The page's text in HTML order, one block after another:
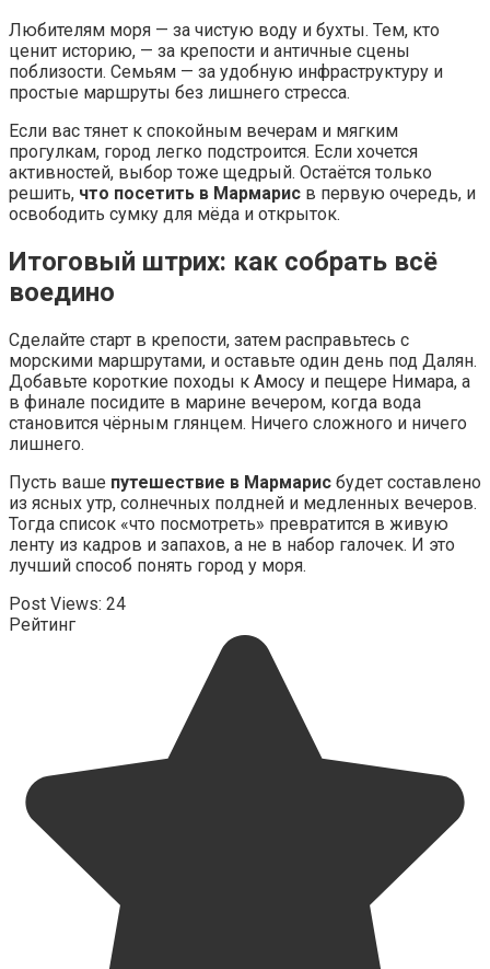
Любителям моря — за чистую воду и бухты. Тем, кто
ценит историю, — за крепости и античные сцены
поблизости. Семьям — за удобную инфраструктуру и
простые маршруты без лишнего стресса.
Если вас тянет к спокойным вечерам и мягким
прогулкам, город легко подстроится. Если хочется
активностей, выбор тоже щедрый. Остаётся только
решить, что посетить в Мармарис в первую очередь, и
освободить сумку для мёда и открыток.
Итоговый штрих: как собрать всё
воедино
Сделайте старт в крепости, затем расправьтесь с
морскими маршрутами, и оставьте один день под Далян.
Добавьте короткие походы к Амосу и пещере Нимара, а
в финале посидите в марине вечером, когда вода
становится чёрным глянцем. Ничего сложного и ничего
лишнего.
Пусть ваше путешествие в Мармарис будет составлено
из ясных утр, солнечных полдней и медленных вечеров.
Тогда список «что посмотреть» превратится в живую
ленту из кадров и запахов, а не в набор галочек. И это
лучший способ понять город у моря.
Post Views: 24
Рейтинг